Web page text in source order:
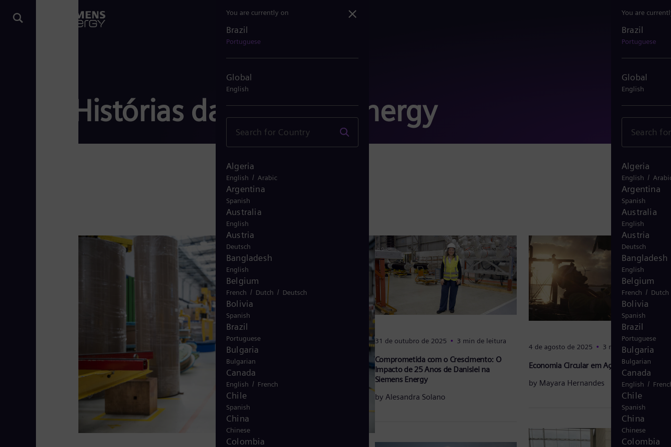
You are
Brazil
Portuguese
Global
English
Algeria
English /
Argentina
Spanish
Australia
English
Austria
Deutsch
Bangladesh
English
Belgium
French / Dutch
Bolivia
Spanish
Brazil
Portuguese
Bulgaria
Bulgarian
Canada
English /
Chile
Spanish
China
Chinese
Colombia
Histórias da Siemens Energy
31 de outubro de 2025 3 min de leitura
Comprometida com o Crescimento: O
Impacto de 25 Anos de Danislei na
Siemens Energy
by Alesandra Solano
4 de agosto de 2025 3 min de leitura
Economia Circular em Ação
by Mayara Hernandes
You are currently on
Brazil
Portuguese
Global
English
Algeria
English / Arabic
Argentina
Spanish
Australia
English
Austria
Deutsch
Bangladesh
English
Belgium
French / Dutch / Deutsch
Bolivia
Spanish
Brazil
Portuguese
Bulgaria
Bulgarian
Canada
English / French
Chile
Spanish
China
Chinese
Colombia